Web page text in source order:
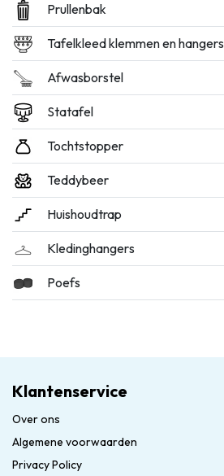
Prullenbak
Tafelkleed klemmen en hangers
Afwasborstel
Statafel
Tochtstopper
Teddybeer
Huishoudtrap
Kledinghangers
Poefs
Klantenservice
Over ons
Algemene voorwaarden
Privacy Policy